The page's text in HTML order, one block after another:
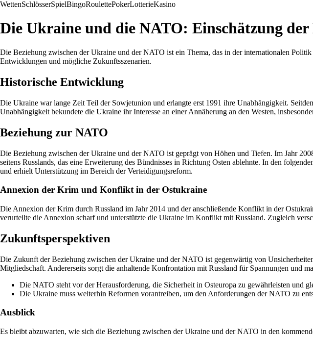
WettenSchlösserSpielBingoRoulettePokerLotterieKasino
Die Ukraine und die NATO: Einschätzung
Die Beziehung zwischen der Ukraine und der NATO ist ein Thema, das in der internationalen
Entwicklungen und mögliche Zukunftsszenarien.
Historische Entwicklung
Die Ukraine war lange Zeit Teil der Sowjetunion und erlangte erst 1991 ihre Unabhängigkeit.
Unabhängigkeit bekundete die Ukraine ihr Interesse an einer Annäherung an den Westen,
Beziehung zur NATO
Die Beziehung zwischen der Ukraine und der NATO ist geprägt von Höhen und Tiefen. Im Jahr
seitens Russlands, das eine Erweiterung des Bündnisses in Richtung Osten ablehnte. In den
und erhielt Unterstützung im Bereich der Verteidigungsreform.
Annexion der Krim und Konflikt in der Ostukraine
Die Annexion der Krim durch Russland im Jahr 2014 und der anschließende Konflikt in der
verurteilte die Annexion scharf und unterstützte die Ukraine im Konflikt mit Russland. Zugleich
Zukunftsperspektiven
Die Zukunft der Beziehung zwischen der Ukraine und der NATO ist gegenwärtig von
Mitgliedschaft. Andererseits sorgt die anhaltende Konfrontation mit Russland für Spannungen und
Die NATO steht vor der Herausforderung, die Sicherheit in Osteuropa zu gewährleisten und
Die Ukraine muss weiterhin Reformen vorantreiben, um den Anforderungen der NATO zu
Ausblick
Es bleibt abzuwarten, wie sich die Beziehung zwischen der Ukraine und der NATO in den